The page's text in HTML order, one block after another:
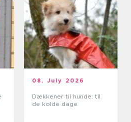
08. July 2026
Dækkener til hunde: til
de kolde dage